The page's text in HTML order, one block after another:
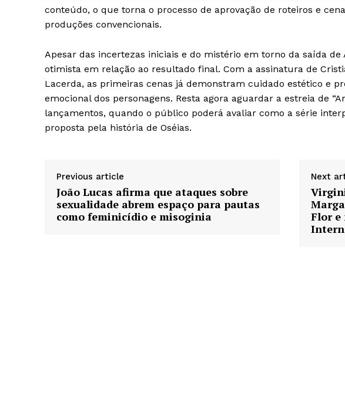
conteúdo, o que torna o processo de aprovação de roteiros e
produções convencionais.
Apesar das incertezas iniciais e do mistério em torno da saída de
otimista em relação ao resultado final. Com a assinatura de
Lacerda, as primeiras cenas já demonstram cuidado estético e
emocional dos personagens. Resta agora aguardar a estreia de
lançamentos, quando o público poderá avaliar como a série
proposta pela história de Oséias.
Previous article
João Lucas afirma que ataques sobre
sexualidade abrem espaço para pautas
como feminicídio e misoginia
Next
Flor e